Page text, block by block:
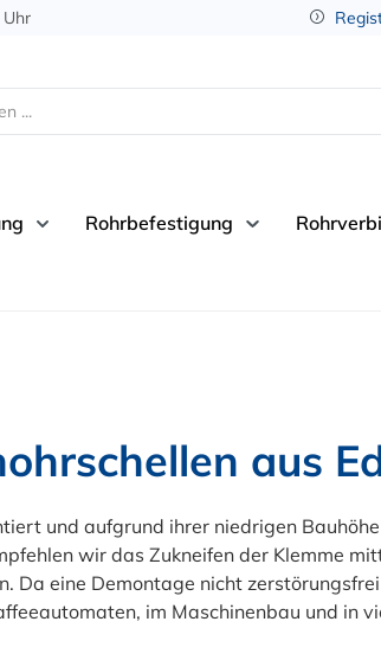
Rohrbefestigung
aus
und aufgrund ihrer niedrigen
wir das Zukneifen der Klemme
Da eine Demontage nicht
im Maschinenbau und in